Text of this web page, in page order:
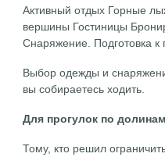
Активный отдых Горные
вершины Гостиницы
Снаряжение. Подготовка к
Выбор одежды и
вы собираетесь ходить.
Для прогулок по долинам
Тому, кто решил